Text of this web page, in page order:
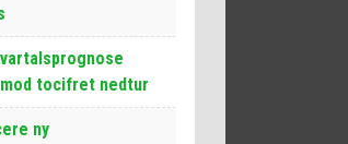
tocifret nedtur
ny